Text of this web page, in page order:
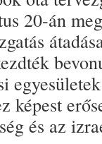
20-án
képest
és az